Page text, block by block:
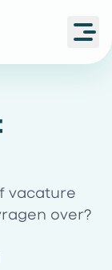
vacature
over?